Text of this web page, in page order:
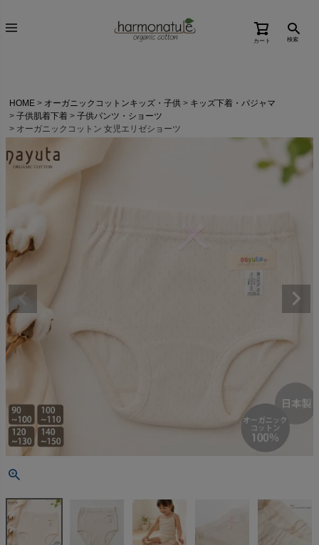
カート 検索
HOME オーガニックコットンキッズ・子供
キッズ下着・パジャマ
子供肌着下着
子供パンツ・ショーツ
オーガニックコットン 女児エリゼショーツ